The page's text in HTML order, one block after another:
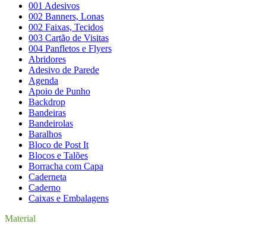
001 Adesivos
002 Banners, Lonas
002 Faixas, Tecidos
003 Cartão de Visitas
004 Panfletos e Flyers
Abridores
Adesivo de Parede
Agenda
Apoio de Punho
Backdrop
Bandeiras
Bandeirolas
Baralhos
Bloco de Post It
Blocos e Talões
Borracha com Capa
Caderneta
Caderno
Caixas e Embalagens
Material